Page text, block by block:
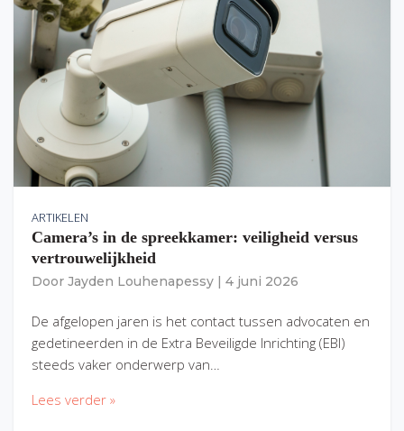
ARTIKELEN
Camera’s in de spreekkamer: veiligheid versus
vertrouwelijkheid
Door Jayden Louhenapessy 4 juni 2026
De afgelopen jaren is het contact tussen advocaten en
gedetineerden in de Extra Beveiligde Inrichting (EBI)
steeds vaker onderwerp van…
Lees verder »